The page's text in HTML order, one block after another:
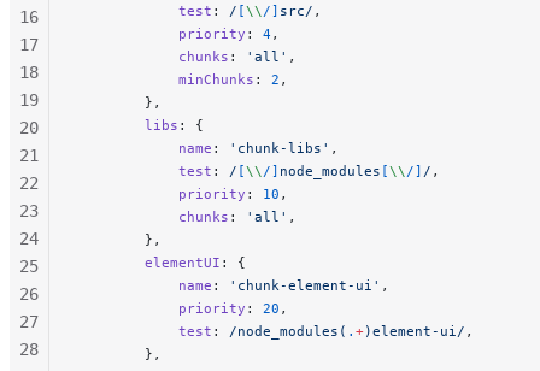
            test
: / [\\ /] src/ ,
            priority
: 4,
            chunks
: 'all' ,
            minChunks
: 2 ,
        },
        libs
: {
            name
: 'chunk-libs' ,
            test
: / [\\ /] node_modules [\\ /] / ,
            priority
: 10 ,
            chunks
: 'all' ,
        },
        elementUI
: {
            name
: 'chunk-element-ui' ,
            priority
: 20 ,
            test
: /node_modules( . +)element-ui / ,
        },
16
17
18
19
20
21
22
23
24
25
26
27
28